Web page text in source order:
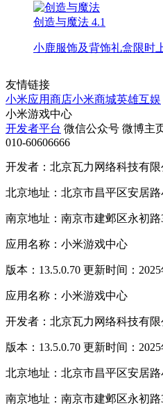
创造与魔法 4.1
小鹿服饰及背饰礼盒限时
友情链接
小米应用商店小米商城英雄互娱
小米游戏中心
开发者平台 微信公众号 微博主
010-60606666
开发者：北京瓦力网络科技有限
北京地址：北京市昌平区安居
南京地址：南京市建邺区永初
应用名称：小米游戏中心
版本：13.5.0.70 更新时间：2025
应用名称：小米游戏中心
开发者：北京瓦力网络科技有限
版本：13.5.0.70 更新时间：2025
北京地址：北京市昌平区安居
南京地址：南京市建邺区永初